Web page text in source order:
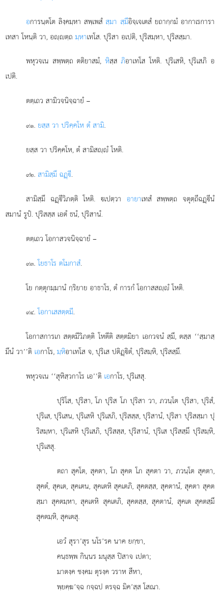
อการนฺตโต ลิงฺคมฺหา สพฺเพสํสฺมา สฺมึอิจฺเจเตสํ ยถากฺกมํ อากาเรการา
เทสา โหนฺติ วา, อฺตฺถมฺหาเทโส. ปุริสา อเปติ, ปุริสมฺหา, ปุริสสฺมา.
พหุวจเน สพฺพตฺถ ตติยาสมํ, หิสฺสภิอาเทโส โหติ. ปุริเสหิ, ปุริเสภิ อ
เปติ.
ตตฺเถว สามิวจนิจฺฉายํ –
๙๑. ยสฺส วา ปริคฺคโห ตํ สามิ.
ยสฺส วา ปริคฺคโห, ตํ สามิสฺํ โหติ.
๙๒.สามิสฺมึ ฉฏฺี.
สามิสฺมึ ฉฏฺีวิภตฺติ โหติ. เปตฺวา อายาเทสํ สพฺพตฺถ จตุตฺถีฉฏฺีนํ
สมานํ รูปํ. ปุริสสฺส เอตํ ธนํ, ปุริสานํ.
ตตฺเถว โอกาสวจนิจฺฉายํ –
๙๓.โยธาโร ตโมกาสํ.
โย กตฺตุกมฺมานํ กฺริยาย อาธาโร, ตํ การกํ โอกาสสฺํ โหติ.
๙๔.โอกาเสสตฺตมี.
โอกาสการเก สตฺตมีวิภตฺติ โหตีติ สตฺตมิยา เอกวจนํ สฺมึ, ตสฺส ‘‘สฺมาสฺ
มึนํ วา’’ติ เอกาโร,มฺหิอาเทโส จ, ปุริเส ปติฏฺิตํ, ปุริสมฺหิ, ปุริสสฺมึ.
พหุวจเน ‘‘สุหิสฺวกาโร เอ’’ติ เอกาโร, ปุริเสสุ.
ปุริโส, ปุริสา, โภ ปุริส โภ ปุริสา วา, ภวนฺโต ปุริสา, ปุริสํ,
ปุริเส, ปุริเสน, ปุริเสหิ ปุริเสภิ, ปุริสสฺส, ปุริสานํ, ปุริสา ปุริสสฺมา ปุ
ริสมฺหา, ปุริเสหิ ปุริเสภิ, ปุริสสฺส, ปุริสานํ, ปุริเส ปุริสสฺมึ ปุริสมฺหิ,
ปุริเสสุ.
ตถา สุคโต, สุคตา, โภ สุคต โภ สุคตา วา, ภวนฺโต สุคตา,
สุคตํ, สุคเต, สุคเตน, สุคเตหิ สุคเตภิ, สุคตสฺส, สุคตานํ, สุคตา สุคต
สฺมา สุคตมฺหา, สุคเตหิ สุคเตภิ, สุคตสฺส, สุคตานํ, สุคเต สุคตสฺมึ
สุคตมฺหิ, สุคเตสุ.
เอวํ สุรา’สุร นโร’รค นาค ยกฺขา,
คนฺธพฺพ กินฺนร มนุสฺส ปิสาจ เปตา;
มาตงฺค ชงฺคม ตุรงฺค วราห สีหา,
พฺยคฺฆ’จฺฉ กจฺฉป ตรจฺฉ มิค’สฺส โสณา.